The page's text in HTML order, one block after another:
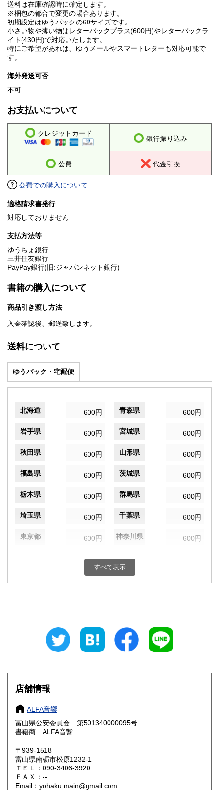
送料は在庫確認時に確定します。
※梱包の都合で変更の場合あります。
初期設定はゆうパックの60サイズです。
小さい物や薄い物はレターパックプラス(600円)やレターパックラ
イト(430円)で対応いたします。
特にご希望があれば、ゆうメールやスマートレターも対応可能で
す。
海外発送可否
不可
お支払いについて
クレジットカード
銀行振り込み
公費 代金引換
公費での購入について
適格請求書発行
対応しておりません
支払方法等
ゆうちょ銀行
三井住友銀行
PayPay銀行(旧:ジャパンネット銀行)
書籍の購入について
商品引き渡し方法
入金確認後、郵送致します。
送料について
ゆうパック・宅配便
北海道 600円 青森県 600円
岩手県 600円 宮城県 600円
秋田県 600円 山形県 600円
福島県 600円 茨城県 600円
栃木県 600円 群馬県 600円
埼玉県 600円 千葉県 600円
東京都 600円 神奈川県 600円
600円 富山県
600円 三重県
大阪府
奈良県
鳥取県 600円 島根県
岡山県
山口県 600円
すべて表示
店舗情報
ALFA音響
富山県公安委員会 第501340000095号
書籍商 ALFA音響
〒939-1518
富山県南砺市松原1232-1
ＴＥＬ：090-3406-3920
ＦＡＸ：--
Email：yohaku.main@gmail.com